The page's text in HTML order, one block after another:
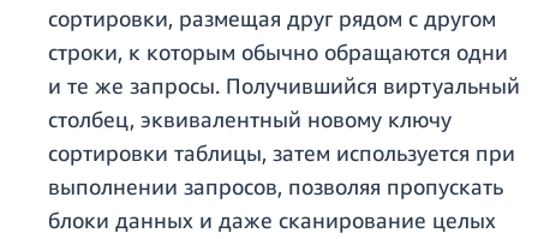
сортировки, размещая друг рядом с другом
строки, к которым обычно обращаются одни
и те же запросы. Получившийся виртуальный
столбец, эквивалентный новому ключу
сортировки таблицы, затем используется при
выполнении запросов, позволяя пропускать
блоки данных и даже сканирование целых